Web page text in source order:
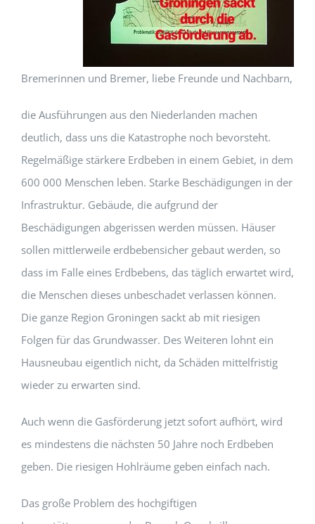
Bremerinnen und Bremer, liebe Freunde und Nachbarn,
die Ausführungen aus den Niederlanden machen
deutlich, dass uns die Katastrophe noch bevorsteht.
Regelmäßige stärkere Erdbeben in einem Gebiet, in dem
600 000 Menschen leben. Starke Beschädigungen in der
Infrastruktur. Gebäude, die aufgrund der
Beschädigungen abgerissen werden müssen. Häuser
sollen mittlerweile erdbebensicher gebaut werden, so
dass im Falle eines Erdbebens, das täglich erwartet wird,
die Menschen dieses unbeschadet verlassen können.
Die ganze Region Groningen sackt ab mit riesigen
Folgen für das Grundwasser. Des Weiteren lohnt ein
Hausneubau eigentlich nicht, da Schäden mittelfristig
wieder zu erwarten sind.
Auch wenn die Gasförderung jetzt sofort aufhört, wird
es mindestens die nächsten 50 Jahre noch Erdbeben
geben. Die riesigen Hohlräume geben einfach nach.
Das große Problem des hochgiftigen